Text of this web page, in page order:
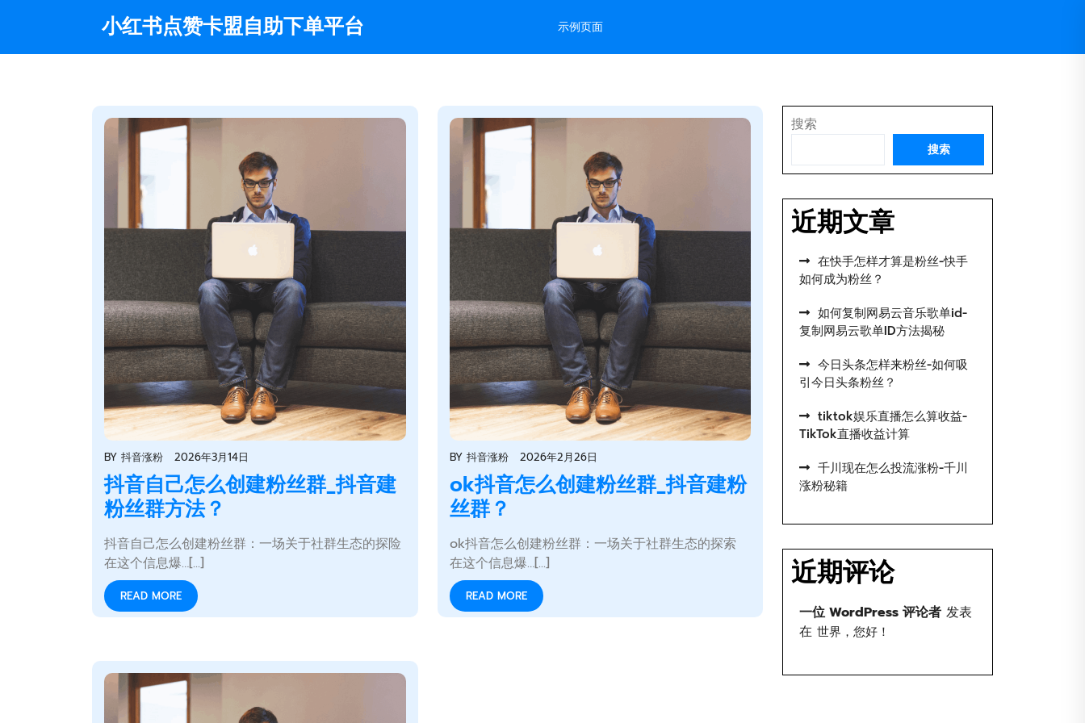
小红书点赞卡盟自助下单平台 示例页面
BY 抖音涨粉 2026年3月14日
抖音自己怎么创建粉丝群_抖音建
粉丝群方法？
抖音自己怎么创建粉丝群：一场关于社群生态的探险
在这个信息爆…[...]
READ MORE
BY 抖音涨粉 2026年2月26日
ok抖音怎么创建粉丝群_抖音建粉
丝群？
ok抖音怎么创建粉丝群：一场关于社群生态的探索
在这个信息爆…[...]
READ MORE
搜索
搜索
近期文章
在快手怎样才算是粉丝-快手
如何成为粉丝？
如何复制网易云音乐歌单id-
复制网易云歌单ID方法揭秘
今日头条怎样来粉丝-如何吸
引今日头条粉丝？
tiktok娱乐直播怎么算收益-
TikTok直播收益计算
千川现在怎么投流涨粉-千川
涨粉秘籍
近期评论
一位 WordPress 评论者 发表
在 世界，您好！